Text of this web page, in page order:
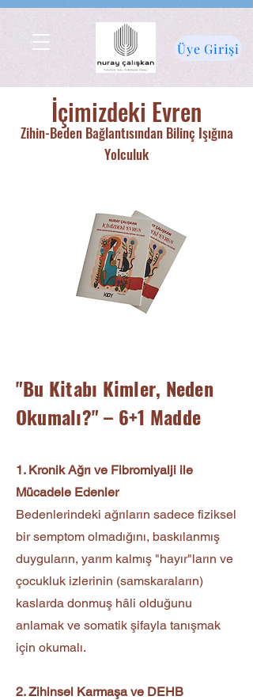
Üye Girişi
İçimizdeki Evren
Zihin-Beden Bağlantısından Bilinç Işığına
Yolculuk
"Bu Kitabı Kimler, Neden
Okumalı?" – 6+1 Madde
1. Kronik Ağrı ve Fibromiyalji ile
Mücadele Edenler
Bedenlerindeki ağrıların sadece fiziksel
bir semptom olmadığını, baskılanmış
duyguların, yarım kalmış "hayır"ların ve
çocukluk izlerinin (samskaraların)
kaslarda donmuş hâli olduğunu
anlamak ve somatik şifayla tanışmak
için okumalı.
2. Zihinsel Karmaşa ve DEHB